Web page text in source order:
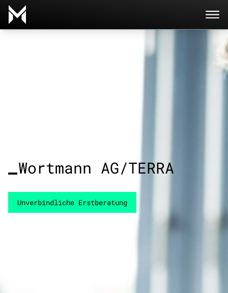
Direkt zum Inhalt wechseln
Wortmann AG/TERRA
Unverbindliche Erstberatung